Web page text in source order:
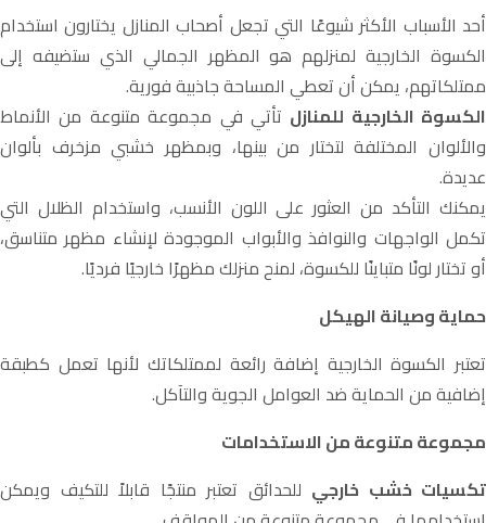
أحد الأسباب الأكثر شيوعًا التي تجعل أصحاب المنازل يختارون استخدام
الكسوة الخارجية لمنزلهم هو المظهر الجمالي الذي ستضيفه إلى
ممتلكاتهم، يمكن أن تعطي المساحة جاذبية فورية.
الكسوة الخارجية للمنازل تأتي في مجموعة متنوعة من الأنماط
والألوان المختلفة لتختار من بينها، وبمظهر خشبي مزخرف بألوان
عديدة.
يمكنك التأكد من العثور على اللون الأنسب، واستخدام الظلال التي
تكمل الواجهات والنوافذ والأبواب الموجودة لإنشاء مظهر متناسق،
أو تختار لونًا متباينًا للكسوة، لمنح منزلك مظهرًا خارجيًا فرديًا.
حماية وصيانة الهيكل
تعتبر الكسوة الخارجية إضافة رائعة لممتلكاتك لأنها تعمل كطبقة
إضافية من الحماية ضد العوامل الجوية والتآكل.
مجموعة متنوعة من الاستخدامات
تكسيات خشب خارجي للحدائق تعتبر منتجًا قابلاً للتكيف ويمكن